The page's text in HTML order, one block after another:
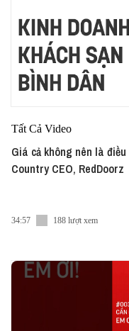
Tất Cả Video
Giá cả không nên là
Country CEO, RedDoorz
34:57 188 lượt xem